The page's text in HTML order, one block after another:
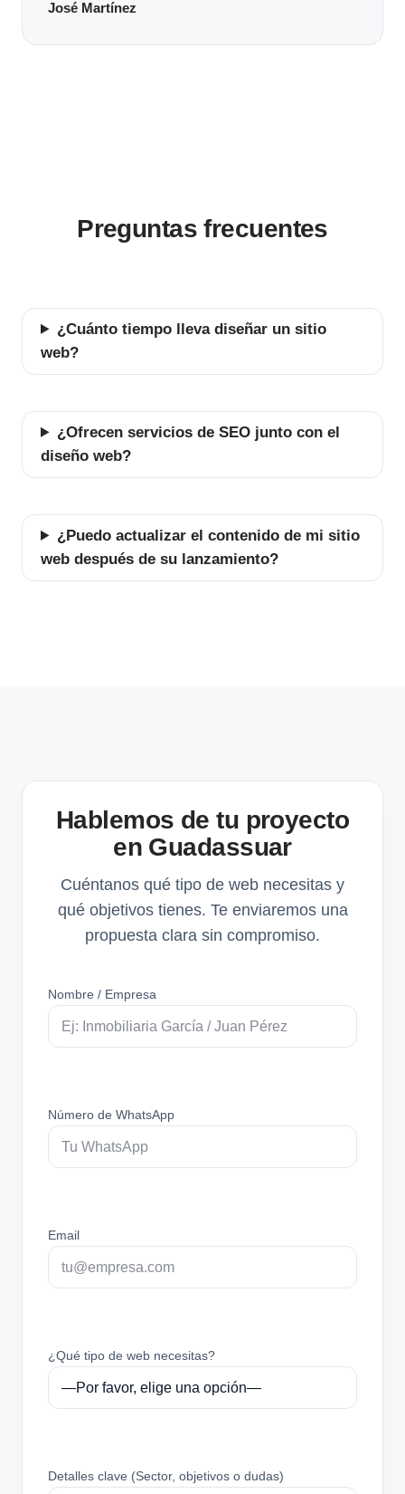
José Martínez
Preguntas frecuentes
¿Cuánto tiempo lleva diseñar un sitio
web?
¿Ofrecen servicios de SEO junto con el
diseño web?
¿Puedo actualizar el contenido de mi sitio
web después de su lanzamiento?
Hablemos de tu proyecto
en Guadassuar
Cuéntanos qué tipo de web necesitas y
qué objetivos tienes. Te enviaremos una
propuesta clara sin compromiso.
Nombre / Empresa
Número de WhatsApp
Email
¿Qué tipo de web necesitas?
Detalles clave (Sector, objetivos o dudas)